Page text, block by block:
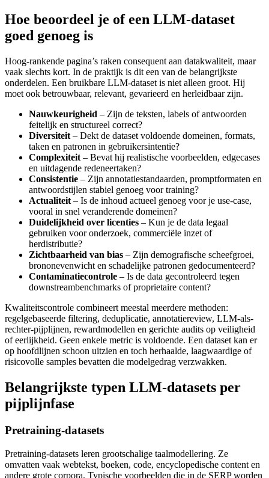
Hoe beoordeel je of een LLM-dataset
goed genoeg is
Hoog-rankende pagina’s raken consequent aan datakwaliteit, maar
vaak slechts kort. In de praktijk is dit een van de belangrijkste
onderdelen. Een bruikbare LLM-dataset is niet alleen groot. Hij
moet ook betrouwbaar, relevant, gevarieerd en herleidbaar zijn.
Nauwkeurigheid – Zijn de teksten, labels of antwoorden
feitelijk en structureel correct?
Diversiteit – Dekt de dataset voldoende domeinen, formats,
taken en patronen in gebruikersintentie?
Complexiteit – Bevat hij realistische voorbeelden, edgecases
en uitdagende redeneertaken?
Consistentie – Zijn annotatiestandaarden, promptformaten en
antwoordstijlen stabiel genoeg voor training?
Actualiteit – Is de inhoud actueel genoeg voor je use-case,
vooral in snel veranderende domeinen?
Duidelijkheid over licenties – Kun je de data legaal
gebruiken voor onderzoek, commerciële inzet of
herdistributie?
Zichtbaarheid van bias – Zijn demografische scheefgroei,
brononevenwicht en schadelijke patronen gedocumenteerd?
Contaminatiecontrole – Is de data gecontroleerd tegen
downstreambenchmarks of proprietaire content?
Kwaliteitscontrole combineert meestal meerdere methoden:
regelgebaseerde filtering, deduplicatie, annotatiereview, LLM-als-
rechter-pijplijnen, rewardmodellen en gerichte audits op veiligheid
of eerlijkheid. Geen enkele metric is voldoende. Een dataset kan er
op hoofdlijnen schoon uitzien en toch herhaalde, laagwaardige of
risicovolle samples bevatten die modelgedrag verzwakken.
Belangrijkste typen LLM-datasets per
pijplijnfase
Pretraining-datasets
Pretraining-datasets leren grootschalige taalmodellering. Ze
omvatten vaak webtekst, boeken, code, encyclopedische content en
andere grote corpora. Typische voorbeelden die in de SERP worden